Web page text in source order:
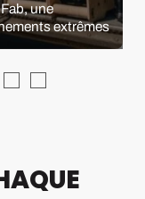
une
extrêmes